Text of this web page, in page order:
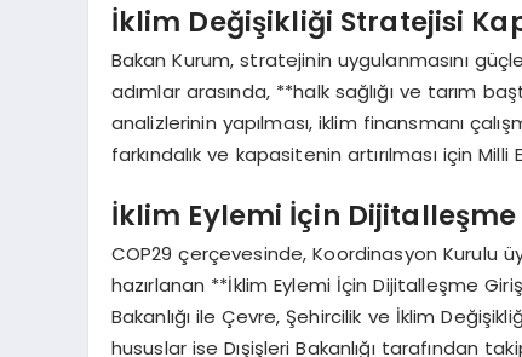
İklim Değişikliği Stratejisi
Bakan Kurum, stratejinin uygulanmasını
adımlar arasında, **halk sağlığı ve tarım
analizlerinin yapılması, iklim finansmanı
farkındalık ve kapasitenin artırılması için
İklim Eylemi İçin
COP29 çerçevesinde, Koordinasyon Kurulu
hazırlanan **İklim Eylemi İçin Dijitalleşme
Bakanlığı ile Çevre, Şehircilik ve İklim
hususlar ise Dışişleri Bakanlığı tarafından